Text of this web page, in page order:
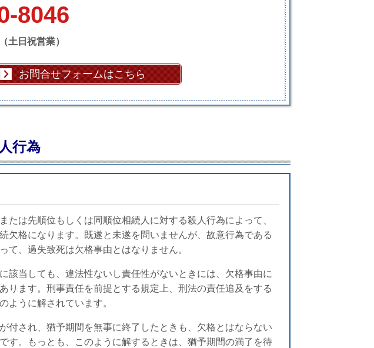
8046
土日祝営業）
お問合せフォームはこちら
行為
たは先順位もしくは同順位相続人に対する殺人行為によって、
欠格になります。既遂と未遂を問いませんが、故意行為である
て、過失致死は欠格事由とはなりません。
該当しても、違法性ないし責任性がないときには、欠格事由に
ります。刑事責任を前提とする規定上、刑法の責任追及をする
ように解されています。
付され、猶予期間を無事に終了したときも、欠格とはならない
す。もっとも、このように解するときは、猶予期間の満了を待